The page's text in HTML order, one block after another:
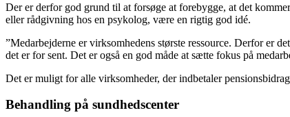
Der er derfor god grund til at forsøge at forebygge, at det
eller rådgivning hos en psykolog, være en rigtig god idé.
”Medarbejderne er virksomhedens største ressource. Derfor er
det er for sent. Det er også en god måde at sætte fokus på
Det er muligt for alle virksomheder, der indbetaler
Behandling på sundhedscenter